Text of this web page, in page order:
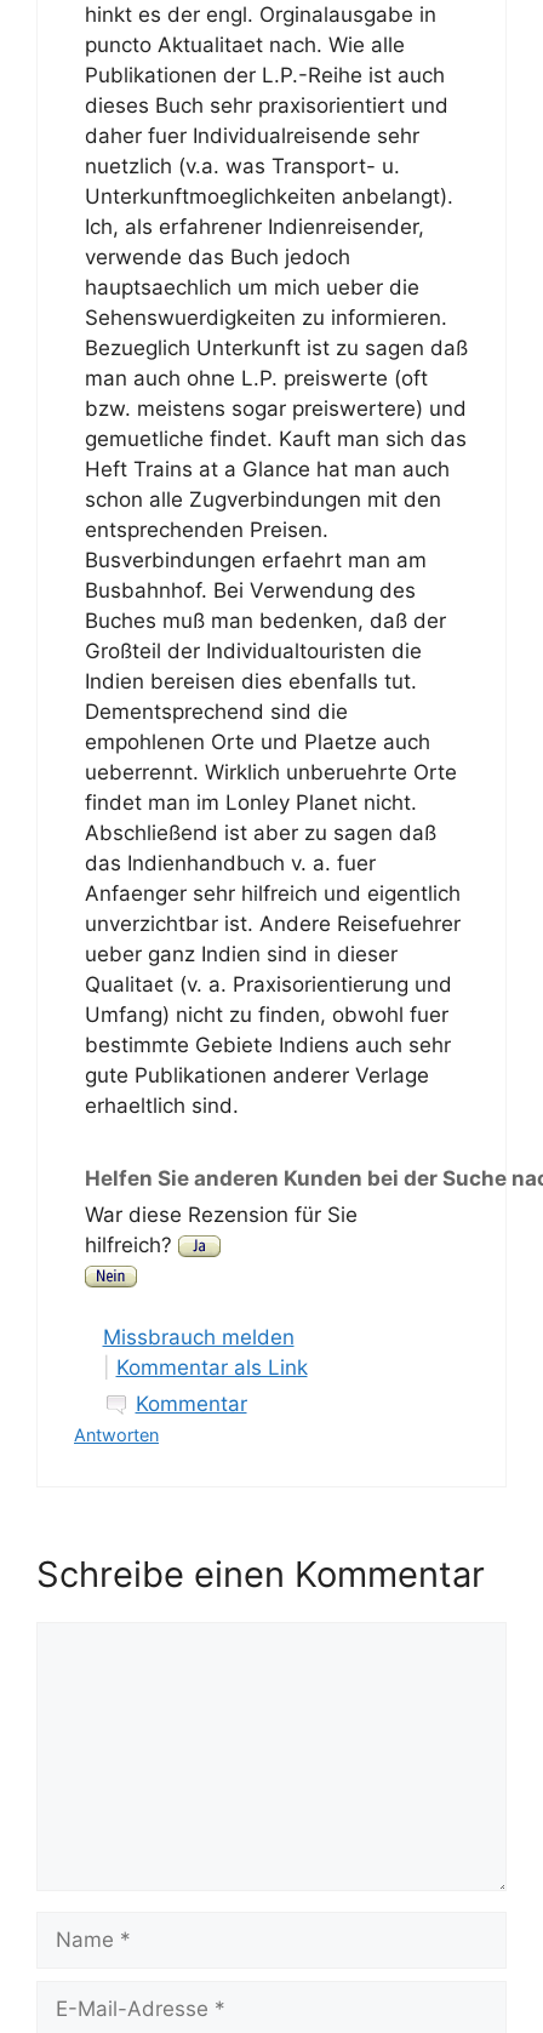
hinkt es der engl. Orginalausgabe in
puncto Aktualitaet nach. Wie alle
Publikationen der L.P.-Reihe ist auch
dieses Buch sehr praxisorientiert und
daher fuer Individualreisende sehr
nuetzlich (v.a. was Transport- u.
Unterkunftmoeglichkeiten anbelangt).
Ich, als erfahrener Indienreisender,
verwende das Buch jedoch
hauptsaechlich um mich ueber die
Sehenswuerdigkeiten zu informieren.
Bezueglich Unterkunft ist zu sagen daß
man auch ohne L.P. preiswerte (oft
bzw. meistens sogar preiswertere) und
gemuetliche findet. Kauft man sich das
Heft Trains at a Glance hat man auch
schon alle Zugverbindungen mit den
entsprechenden Preisen.
Busverbindungen erfaehrt man am
Busbahnhof. Bei Verwendung des
Buches muß man bedenken, daß der
Großteil der Individualtouristen die
Indien bereisen dies ebenfalls tut.
Dementsprechend sind die
empohlenen Orte und Plaetze auch
ueberrennt. Wirklich unberuehrte Orte
findet man im Lonley Planet nicht.
Abschließend ist aber zu sagen daß
das Indienhandbuch v. a. fuer
Anfaenger sehr hilfreich und eigentlich
unverzichtbar ist. Andere Reisefuehrer
ueber ganz Indien sind in dieser
Qualitaet (v. a. Praxisorientierung und
Umfang) nicht zu finden, obwohl fuer
bestimmte Gebiete Indiens auch sehr
gute Publikationen anderer Verlage
erhaeltlich sind.
Helfen Sie anderen Kunden bei der Suche
War diese Rezension für Sie
hilfreich?
Missbrauch melden
Kommentar als Link
Kommentar
Antworten
Schreibe einen Kommentar
Name